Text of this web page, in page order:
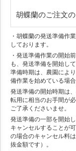
胡蝶蘭のご注文
・胡蝶蘭の発送準備作
しております。
・発送準備作業の開始
も、発送準備を開始し
準備時期は、農園によ
備作業を始めている場
発送準備の開始時期は
転用に相当のお手間が
ご了承くださいませ。
発送準備の一部を開始
キャンセルすることが
の場合のキャンセル料
抜金額です）。